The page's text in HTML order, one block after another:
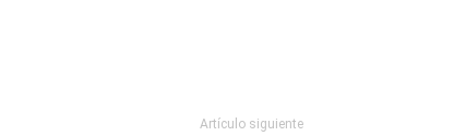
Artículo siguiente